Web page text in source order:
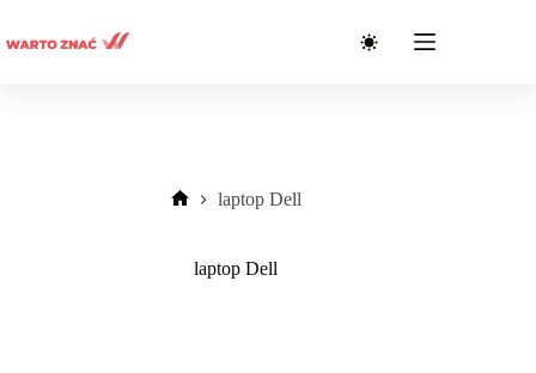
treści
laptop Dell
laptop Dell